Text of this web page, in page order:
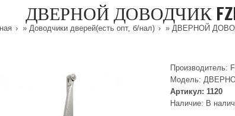
ДВЕРНОЙ ДОВОДЧИК
» Доводчики дверей(есть опт, б/нал) » ДВЕРНОЙ
Производитель:
Модель:
Артикул: 1120
Наличие: В